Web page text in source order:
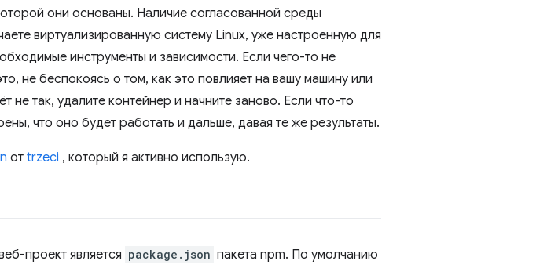
они основаны. Наличие согласованной среды
виртуализированную систему Linux, уже настроенную для
инструменты и зависимости. Если чего-то не
не беспокоясь о том, как это повлияет на вашу машину или
не так, удалите контейнер и начните заново. Если что-то
что оно будет работать и дальше, давая те же результаты.
от trzeci , который я активно использую.
проект является package.json пакета npm. По умолчанию